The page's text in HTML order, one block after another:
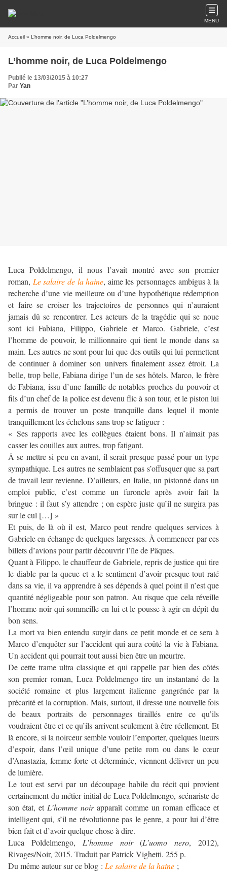
MENU
Accueil » L’homme noir, de Luca Poldelmengo
L’homme noir, de Luca Poldelmengo
Publié le 13/03/2015 à 10:27
Par Yan
Luca Poldelmengo, il nous l’avait montré avec son premier
roman, Le salaire de la haine, aime les personnages ambigus à la
recherche d’une vie meilleure ou d’une hypothétique rédemption
et faire se croiser les trajectoires de personnes qui n’auraient
jamais dû se rencontrer. Les acteurs de la tragédie qui se noue
sont ici Fabiana, Filippo, Gabriele et Marco. Gabriele, c’est
l’homme de pouvoir, le millionnaire qui tient le monde dans sa
main. Les autres ne sont pour lui que des outils qui lui permettent
de continuer à dominer son univers finalement assez étroit. La
belle, trop belle, Fabiana dirige l’un de ses hôtels. Marco, le frère
de Fabiana, issu d’une famille de notables proches du pouvoir et
fils d’un chef de la police est devenu flic à son tour, et le piston lui
a permis de trouver un poste tranquille dans lequel il monte
tranquillement les échelons sans trop se fatiguer :
« Ses rapports avec les collègues étaient bons. Il n’aimait pas
casser les couilles aux autres, trop fatigant.
À se mettre si peu en avant, il serait presque passé pour un type
sympathique. Les autres ne semblaient pas s’offusquer que sa part
de travail leur revienne. D’ailleurs, en Italie, un pistonné dans un
emploi public, c’est comme un furoncle après avoir fait la
bringue : il faut s’y attendre ; on espère juste qu’il ne surgira pas
sur le cul […] »
Et puis, de là où il est, Marco peut rendre quelques services à
Gabriele en échange de quelques largesses. À commencer par ces
billets d’avions pour partir découvrir l’île de Pâques.
Quant à Filippo, le chauffeur de Gabriele, repris de justice qui tire
le diable par la queue et a le sentiment d’avoir presque tout raté
dans sa vie, il va apprendre à ses dépends à quel point il n’est que
quantité négligeable pour son patron. Au risque que cela réveille
l’homme noir qui sommeille en lui et le pousse à agir en dépit du
bon sens.
La mort va bien entendu surgir dans ce petit monde et ce sera à
Marco d’enquêter sur l’accident qui aura coûté la vie à Fabiana.
Un accident qui pourrait tout aussi bien être un meurtre.
De cette trame ultra classique et qui rappelle par bien des côtés
son premier roman, Luca Poldelmengo tire un instantané de la
société romaine et plus largement italienne gangrénée par la
précarité et la corruption. Mais, surtout, il dresse une nouvelle fois
de beaux portraits de personnages tiraillés entre ce qu’ils
voudraient être et ce qu’ils arrivent seulement à être réellement. Et
là encore, si la noirceur semble vouloir l’emporter, quelques lueurs
d’espoir, dans l’œil unique d’une petite rom ou dans le cœur
d’Anastazia, femme forte et déterminée, viennent délivrer un peu
de lumière.
Le tout est servi par un découpage habile du récit qui provient
certainement du métier initial de Luca Poldelmengo, scénariste de
son état, et L’homme noirapparaît comme un roman efficace et
intelligent qui, s’il ne révolutionne pas le genre, a pour lui d’être
bien fait et d’avoir quelque chose à dire.
Luca Poldelmengo, L’homme noir(L’uomo nero, 2012),
Rivages/Noir, 2015. Traduit par Patrick Vighetti. 255 p.
Du même auteur sur ce blog : Le salaire de la haine ;